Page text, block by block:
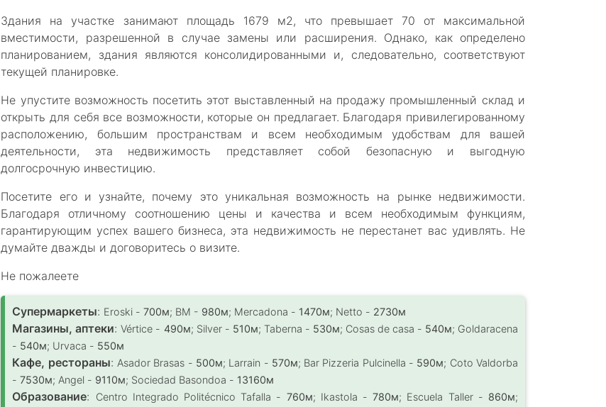
Здания на участке занимают площадь 1679 м2, что превышает 70 от максимальной
вместимости, разрешенной в случае замены или расширения. Однако, как определено
планированием, здания являются консолидированными и, следовательно, соответствуют
текущей планировке.
Не упустите возможность посетить этот выставленный на продажу промышленный склад и
открыть для себя все возможности, которые он предлагает. Благодаря привилегированному
расположению, большим пространствам и всем необходимым удобствам для вашей
деятельности, эта недвижимость представляет собой безопасную и выгодную
долгосрочную инвестицию.
Посетите его и узнайте, почему это уникальная возможность на рынке недвижимости.
Благодаря отличному соотношению цены и качества и всем необходимым функциям,
гарантирующим успех вашего бизнеса, эта недвижимость не перестанет вас удивлять. Не
думайте дважды и договоритесь о визите.
Не пожалеете
Супермаркеты: Eroski -700м; BM - 980м; Mercadona - 1470м; Netto - 2730м
Магазины, аптеки:Vértice - 490м; Silver - 510м; Taberna - 530м; Cosas de casa - 540м; Goldaracena
- 540м; Urvaca - 550м
Кафе, рестораны: Asador Brasas - 500м; Larrain - 570м; Bar Pizzeria Pulcinella - 590м; Coto Valdorba
-7530м; Angel - 9110м; Sociedad Basondoa - 13160м
Образование: Centro Integrado Politécnico Tafalla - 760м; Ikastola -780м; Escuela Taller - 860м;